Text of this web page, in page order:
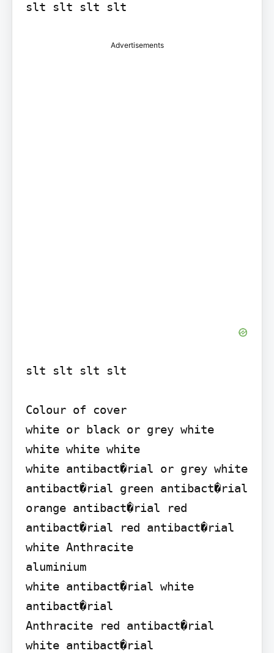
slt slt slt slt
Advertisements
slt slt slt slt
Colour of cover
white or black or grey white
white white white
white antibact�rial or grey white
antibact�rial green antibact�rial
orange antibact�rial red
antibact�rial red antibact�rial
white Anthracite
aluminium
white antibact�rial white
antibact�rial
Anthracite red antibact�rial
white antibact�rial